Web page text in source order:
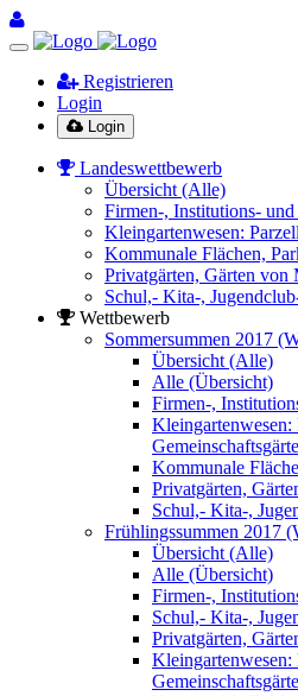
Registrieren
Login
Login
Landeswettbewerb
Übersicht (Alle)
Firmen-, Institutions- und
Kleingartenwesen:
Kommunale Flächen,
Privatgärten, Gärten von
Schul,- Kita-,
Wettbewerb
Sommersummen 2017
Übersicht (Alle)
Alle (Übersicht)
Firmen-,
Kleingartenwesen:
Kommunale
Privatgärten,
Schul,- Kita-,
Frühlingssummen 2017
Übersicht (Alle)
Alle (Übersicht)
Firmen-,
Schul,- Kita-,
Privatgärten,
Kleingartenwesen: